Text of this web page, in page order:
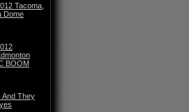
Tacoma,
Dome
BOOM
And They